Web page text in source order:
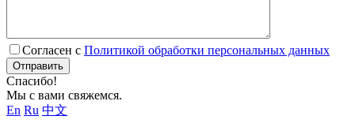
Согласен с Политикой обработки персональных данных
Отправить
Спасибо!
Мы с вами свяжемся.
En Ru 中文